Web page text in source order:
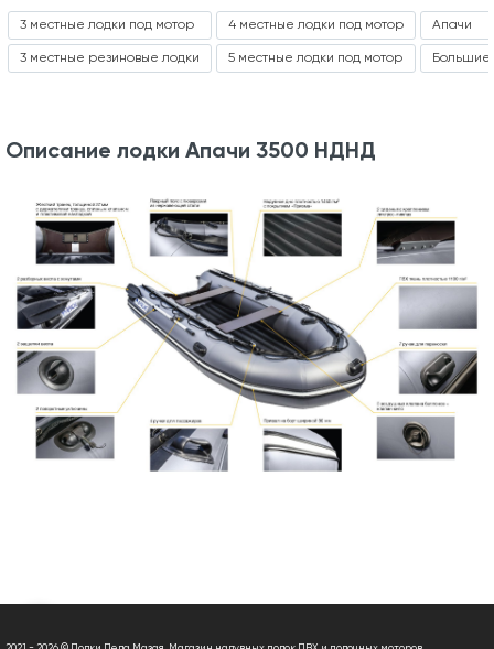
3 местные лодки под мотор
3 местные резиновые лодки
4 местные лодки под мотор
5 местные лодки под мотор
Апачи
Большие
Описание лодки Апачи 3500 НДНД